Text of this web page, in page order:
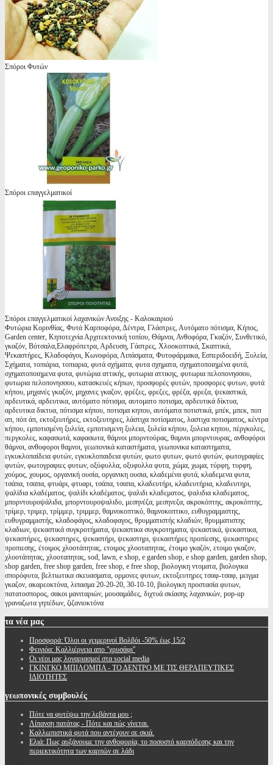
Σπόροι Φυτών
Σπόροι επαγγελματικοί
Σπόροι επαγγελματικοί λαχανικών Ανοιξης - Καλοκαιριού
Φυτώρια Κορινθίας, Φυτά Καρποφόρα, Δέντρα, Γλάστρες, Αυτόματο πότισμα, Κήπος,
Garden center, Κηποτεχνία Αρχιτεκτονική τοπίου, Θάμνοι, Ανθοφόρα, Γκαζόν, Συνθετικό,
γκαζόν, Βότσαλα,Ελαφρόπετρα, Αρδευση, Γάστρες, Χλοοκοπτικά, Σκαπτικά,
Ψεκαστήρες, Κλαδοφάγοι, Κωνοφόρα, Λιπάσματα, Φυτοφάρμακα, Εσπεριδοειδή, Ξυλεία,
Σχήματα, τοπιάρια, τοπιαρια, φυτά σχήματα, φυτα σχηματα, σχηματοποιημένα φυτά,
σχηματοποιημενα φυτα, φυτώρια αττικής, φυτωρια αττικης, φυτωρια πελοπονησσου,
φυτωρια πελοπονησσου, κατασκευές κήπων, προσφορές φυτών, προσφορες φυτων, φυτά
κήπου, μηχανές γκαζόν, μηχανες γκαζον, φρέζες, φρεζες, φρέζα, φρεζα, ψεκαστικά,
αρδευτικά, αρδευτικα, αυτόματο πότισμα, αυτοματο ποτισμα, αρδευτικά δίκτυα,
αρδευτικα δικτυα, πότισμα κήπου, ποτισμα κηπου, αυτόματα ποτιστικά, μπέκ, μπεκ, ποπ
απ, πόπ άπ, εκτοξευτήρες, εκτοξευτηρες, λάστιχα ποτίσματος, λαστιχα ποτισματος, κέντρα
κήπου, εμποτισμένη ξυλεία, εμποτισμενη ξυλεια, ξυλεία κήπου, ξυλεια κηπου, πέργκολες,
περγκολες, καφασωτά, καφασωτα, θάμνοι μπορντούρας, θαμνοι μπορντουρας, ανθοφόροι
θάμνοι, ανθοφοροι θαμνοι, γεωπονικά καταστήματα, γεωπονικα καταστηματα,
εγκυκλοπαίδεια φυτών, εγκυκλοπαιδεια φυτών, φωτο φυτων, φωτό φυτών, φωτογραφίες
φυτών, φωτογραφιες φυτων, οξύφυλλα, οξυφυλλα φυτα, χώμα, χωμα, τύρφη, τυρφη,
χούμος, χουμος, οργανική ουσία, οργανικη ουσια, κλαδεμένα φυτά, κλαδεμενα φυτα,
τσάπα, τσαπα, φτυάρι, φτυαρι, τσάπα, τσαπα, κλαδευτήρι, κλαδευτήρια, κλαδευτηρι,
ψαλίδια κλαδέματος, ψαλίδι κλαδέματος, ψαλιδι κλαδεματος, ψαλιδια κλαδεματος,
μπορντουροψάλιδα, μπορντουροψαλιδο, μεσηνέζα, μεσηνεζα, ακροκόπτης, ακροκόπτης,
τρίμερ, τριμερ, τρίμμερ, τριμμερ, θαμνοκοπτικό, θαμνοκοπτικο, ευθυγραμμιστης,
ευθυγραμμιστής, κλαδοφάγος, κλαδοφαγος, θρυμματιστής κλαδιών, θρυμματιστης
κλαδιων, ψεκαστικά συγκροτήματα, ψεκαστικα συγκροτηματα, ψεκαστικά, ψεκαστικα,
ψεκαστήρες, ψεκαστηρες, ψεκαστήρι, ψεκαστηρι, ψεκαστήρες προπίεσης, ψεκαστηρες
προπιεσης, έτοιμος χλοοτάπητας, ετοιμος χλοοταπητας, έτοιμο γκαζόν, ετοιμο γκαζον,
χλοοτάπητας, χλοοταπητας, sod, lawn, e shop, e garden shop, e shop garden, garden shop,
shop garden, free shop garden, free shop, e free shop, βιολογικη ντοματα, βιολογικα
σπορόφυτα, βελτιωτικα σκευασματα, ορμονες φυτων, εκτοξευτηρες τσαφ-τσαφ, μειγμα
γκαζον, ακαρεοκτόνα, λιπασμα 20-20-20, 30-10-10, βιολογικη προστασία φυτων,
πατατοσπορος, σακοι μανιταριών, μουσαμάδες, διχτυά σκίασης λαχανικών, pop-up
γραναζωτα γηπέδων, ζιζανιοκτόνα
τα νέα μας
Προσφορά: Όλοι οι χειμερινοί Βολβόι -50% έως 15/2
Φειγιόα: Καλλιέργεια απο ''χρυσάφι''
Oι νέοι μας λογαριασμοί στα social media
ΓΚΙΝΓΚΟ ΜΠΙΛΟΜΠΑ - ΤΟ ΔΕΝΤΡΟ ΜΕ ΤΙΣ ΘΕΡΑΠΕΥΤΙΚΕΣ
ΙΔΙΟΤΗΤΕΣ
γεωπονικές συμβουλές
Πότε να φυτέψω την λεβάντα μου ;
Λίπανση πατάτας - Πότε και πώς γίνεται.
Καλλωπιστικά φυτά που αντέχουν σε σκιά.
Ελιά: Πως αυξάνουμε την ανθοφορία, το ποσοστό καρπόδεσης και την
περιεκτικότητα των καρπών σε λάδι